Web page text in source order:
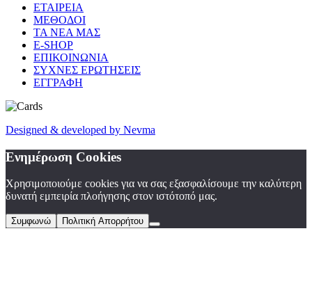
ΕΤΑΙΡΕΙΑ
ΜΕΘΟΔΟΙ
ΤΑ ΝΕΑ ΜΑΣ
E-SHOP
ΕΠΙΚΟΙΝΩΝΙΑ
ΣΥΧΝΕΣ ΕΡΩΤΗΣΕΙΣ
ΕΓΓΡΑΦΗ
Designed & developed by Nevma
Ενημέρωση Cookies
Χρησιμοποιούμε cookies για να σας εξασφαλίσουμε την καλύτερη
δυνατή εμπειρία πλοήγησης στον ιστότοπό μας.
Συμφωνώ Πολιτική Απορρήτου